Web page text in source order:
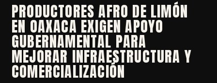
PRODUCTORES AFRO DE LIMÓN
EN OAXACA EXIGEN APOYO
GUBERNAMENTAL PARA
MEJORAR INFRAESTRUCTURA Y
COMERCIALIZACIÓN